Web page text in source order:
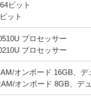
ビット
ット
プロセッサー
プロセッサー
オンボード 16GB、デ
オンボード 8GB、デ